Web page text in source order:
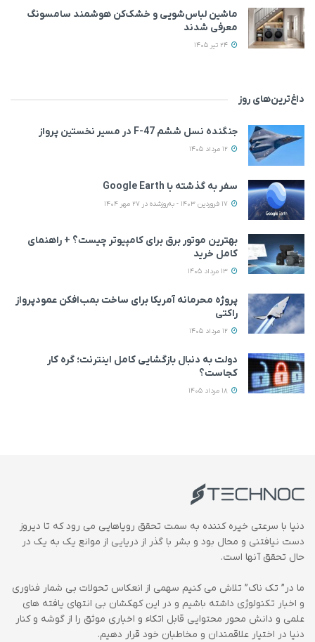
ماشین لباس‌شویی‌ و خشک‌کن هوشمند سامسونگ
معرفی شدند
داغ‌ترین‌های روز
جنگنده نسل ششم F-47 در مسیر نخستین پرواز
سفر به گذشته با Google Earth
بهترین موتور برق برای کامپیوتر چیست؟ + راهنمای
کامل خرید
پروژه محرمانه آمریکا برای ساخت بمب‌افکن عمودپرواز
راکتی
دولت به دنبال بازگشایی کامل اینترنت؛ گره کار
کجاست؟
دنیا با سرعتی خیره کننده به سمت تحقق رویاهایی می رود که تا دیروز
دست نیافتنی و محال بود و بشر با گذر از دریایی از موانع یک به یک در
حال تحقق آنها است.
ما در” تک ناک” تلاش می کنیم سهمی از انعکاس تحولات بی شمار فناوری
و اخبار تکنولوژی داشته باشیم و در این کهکشان بی انتهای یافته های
علمی و دانش محور محتوایی قابل اتکاء و اخباری موثق را از گوشه و کنار
دنیا در اختیار علاقمندان و مخاطبان خود قرار دهیم.